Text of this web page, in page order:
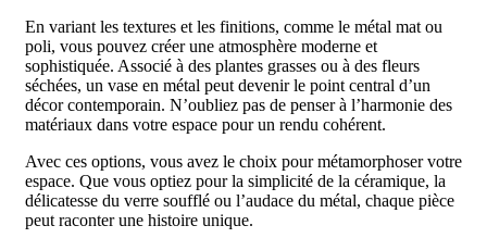
En variant les textures et les finitions, comme le métal mat ou
poli, vous pouvez créer une atmosphère moderne et
sophistiquée. Associé à des plantes grasses ou à des fleurs
séchées, un vase en métal peut devenir le point central d’un
décor contemporain. N’oubliez pas de penser à l’harmonie des
matériaux dans votre espace pour un rendu cohérent.
Avec ces options, vous avez le choix pour métamorphoser votre
espace. Que vous optiez pour la simplicité de la céramique, la
délicatesse du verre soufflé ou l’audace du métal, chaque pièce
peut raconter une histoire unique.